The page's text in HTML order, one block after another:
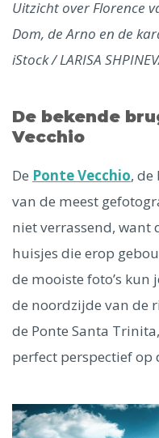
Uitzicht over Florence
Dom, de Arno en de
iStock / LARISA
De bekende
Vecchio
De Ponte Vecchio, de
van de meest
niet verrassend, want
huisjes die erop
de mooiste foto’s
de noordzijde van de
de Ponte Santa
perfect perspectief op